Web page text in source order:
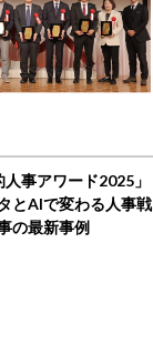
人事アワード2025」
とAIで変わる人事戦
の最新事例